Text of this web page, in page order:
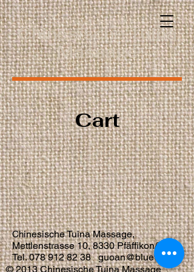
Chinesische Tuina
Massage
Cart
Chinesische Tuina Massage,
Mettlenstrasse 10, 8330 Pfäffikon/ZH
Tel. 078 912 82 38guoan@bluewin.ch
© 2013 Chinesische Tuina Massage